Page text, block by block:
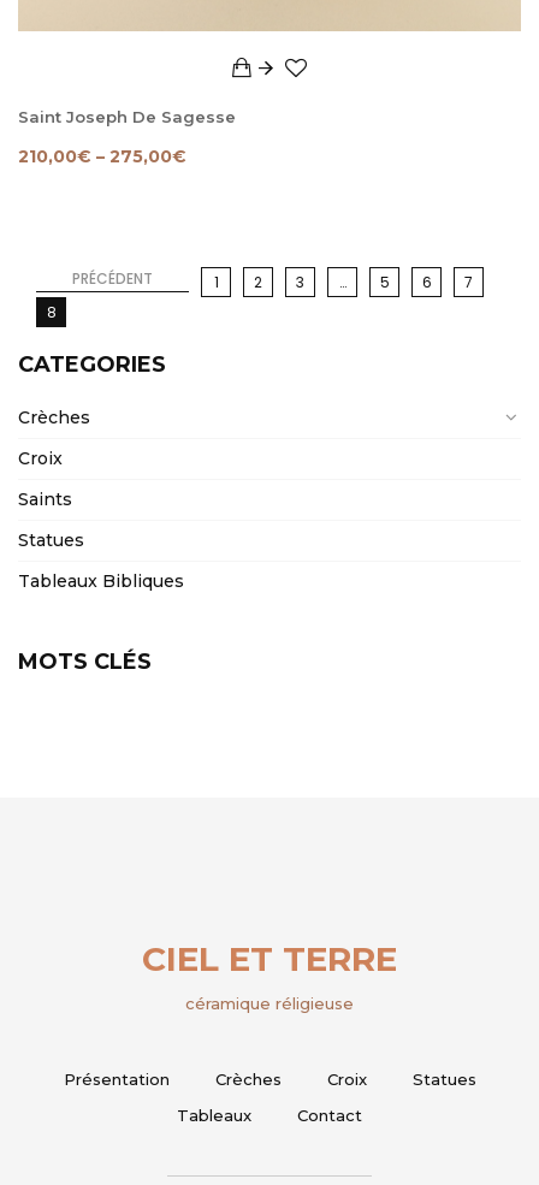
CATEGORIES
Crèches
Croix
Saints
Statues
Tableaux Bibliques
MOTS CLÉS
Saint Joseph De Sagesse
210,00€ – 275,00€
PRÉCÉDENT 1 2 3 … 5 6
7
8
CIEL ET TERRE
céramique réligieuse
Présentation Crèches Croix
Statues
Tableaux
Contact